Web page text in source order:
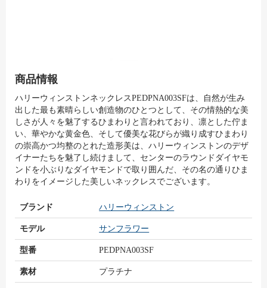
商品情報
ハリーウィンストンネックレスPEDPNA003SFは、自然が生み
出した最も素晴らしい創造物のひとつとして、その情熱的な美
しさが人々を魅了するひまわりと言われており、凛とした佇ま
い、華やかな黄金色、そして優美な花びらが織り成すひまわり
の崇高かつ均整のとれた造形美は、ハリーウィンストンのデザ
イナーたちを魅了し続けまして、センターのラウンドダイヤモ
ンドを小ぶりなダイヤモンドで取り囲んだ、その名の通りひま
わりをイメージした美しいネックレスでございます。
ブランド ハリーウィンストン
モデル サンフラワー
型番 PEDPNA003SF
素材 プラチナ